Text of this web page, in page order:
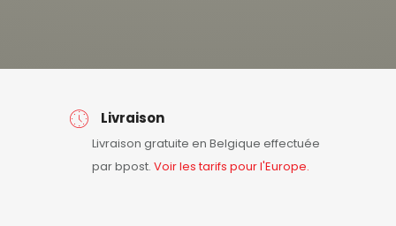
Livraison
Livraison gratuite en Belgique effectuée
par bpost. Voir les tarifs pour l'Europe.